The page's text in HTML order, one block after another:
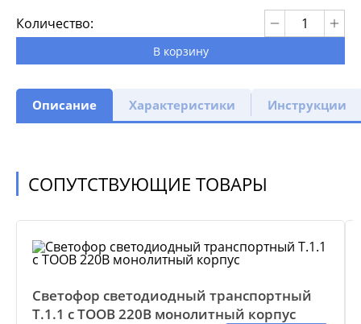
Количество:
В корзину
Описание Характеристики Инструкции
СОПУТСТВУЮЩИЕ ТОВАРЫ
Светофор светодиодный транспортный
Т.1.1 с ТООВ 220В монолитный корпус